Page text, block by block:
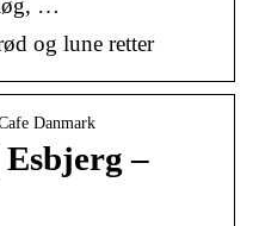
løg, …
og lune retter
Danmark
–